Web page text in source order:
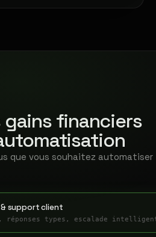
gains financiers
que vous souhaitez automatiser
& support client
réponses types, escalade